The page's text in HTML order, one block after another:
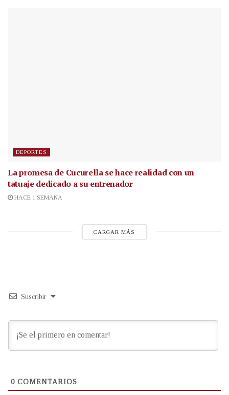
DEPORTES
La promesa de Cucurella se hace realidad con un
tatuaje dedicado a su entrenador
HACE 1 SEMANA
CARGAR MÁS
Suscribir
0 COMENTARIOS